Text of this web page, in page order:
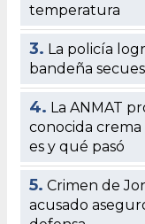
temperatura
3. La policía
bandeña
4. La ANMAT
conocida crema
es y qué pasó
5. Crimen de
acusado